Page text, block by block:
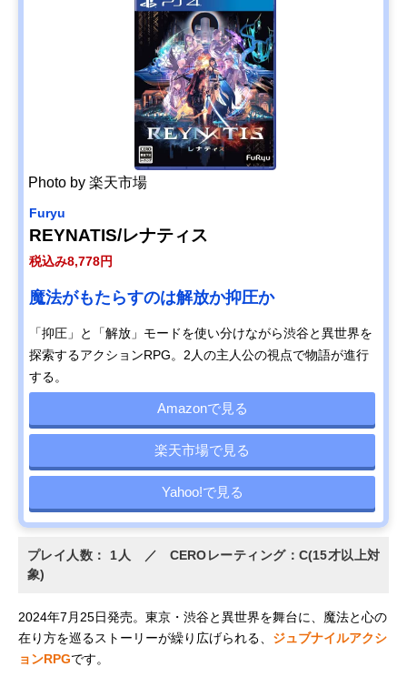
Photo by 楽天市場
Furyu
REYNATIS/レナティス
税込み8,778円
魔法がもたらすのは解放か抑圧か
「抑圧」と「解放」モードを使い分けながら渋谷と異世界を
探索するアクションRPG。2人の主人公の視点で物語が進行
する。
Amazonで見る
楽天市場で見る
Yahoo!で見る
プレイ人数： 1人 ／ CEROレーティング：C(15才以上対
象)
2024年7月25日発売。東京・渋谷と異世界を舞台に、魔法と心の
在り方を巡るストーリーが繰り広げられる、 ジュブナイルアクシ
ョンRPGです。